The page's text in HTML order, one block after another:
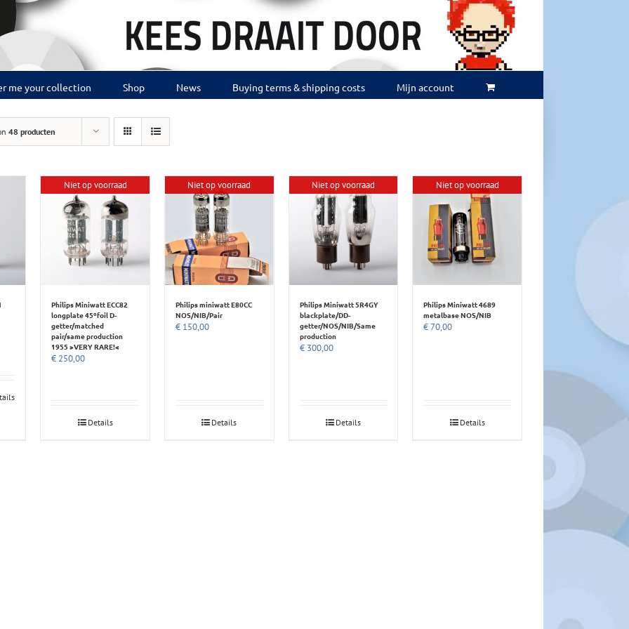
me your collection Shop News Buying terms & shipping costs Mijn account
48 producten
Niet op voorraad
Philips Miniwatt ECC82
longplate 45ºfoil D-
getter/matched
pair/same production
1955 >VERY RARE!<
€ 250,00
Details
Niet op voorraad
Philips miniwatt E80CC
NOS/NIB/Pair
€150,00
Details
Niet op voorraad
Philips Miniwatt 5R4GY
blackplate/DD-
getter/NOS/NIB/Same
production
€300,00
Details
Niet op voorraad
Philips Miniwatt 4689
metalbase NOS/NIB
€70,00
Details